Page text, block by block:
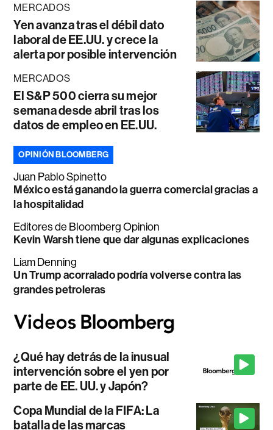
MERCADOS
Yen avanza tras el débil dato
laboral de EE.UU. y crece la
alerta por posible intervención
MERCADOS
El S&P 500 cierra su mejor
semana desde abril tras los
datos de empleo en EE.UU.
OPINIÓN BLOOMBERG
Juan Pablo Spinetto
México está ganando la guerra comercial gracias a
la hospitalidad
Editores de Bloomberg Opinion
Kevin Warsh tiene que dar algunas explicaciones
Liam Denning
Un Trump acorralado podría volverse contra las
grandes petroleras
¿Qué hay detrás de la inusual
intervención sobre el yen por
parte de EE. UU. y Japón?
Copa Mundial de la FIFA: La
batalla de las marcas